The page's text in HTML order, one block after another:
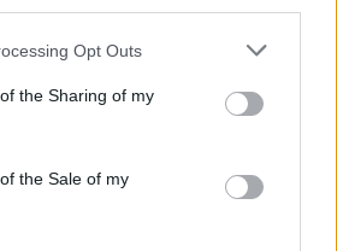
Opt Outs
the Sharing of my
the Sale of my
téli
Mikor van anyák napja